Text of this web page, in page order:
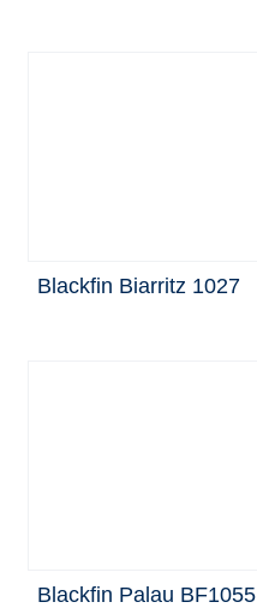
Blackfin Biarritz 1027
Blackfin Palau BF1055